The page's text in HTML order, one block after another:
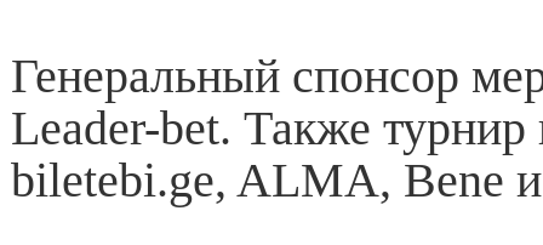
Генеральный спонсор
Leader-bet. Также
biletebi.ge, ALMA, Bene